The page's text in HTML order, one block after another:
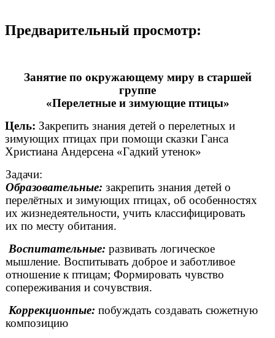
Предварительный просмотр:
Занятие по окружающему миру в старшей
группе
«Перелетные и зимующие птицы»
Цель: Закрепить знания детей о перелетных и
зимующих птицах при помощи сказки Ганса
Христиана Андерсена «Гадкий утенок»
Задачи:
Образовательные: закрепить знания детей о
перелётных и зимующих птицах, об особенностях
их жизнедеятельности, учить классифицировать
их по месту обитания.
Воспитательные: развивать логическое
мышление. Воспитывать доброе и заботливое
отношение к птицам; Формировать чувство
сопереживания и сочувствия.
Коррекционпые: побуждать создавать сюжетную
композицию